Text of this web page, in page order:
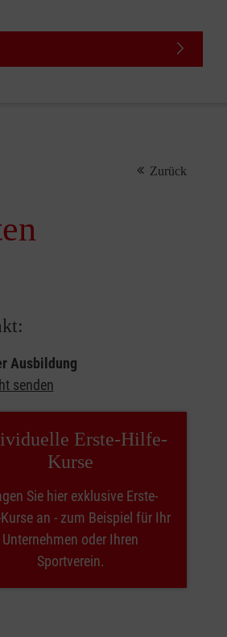
Zurück
Ausbildung
senden
Erste-Hilfe-
Kurse
Sie hier exklusive Erste-
an - zum Beispiel für Ihr
Unternehmen oder Ihren
Sportverein.